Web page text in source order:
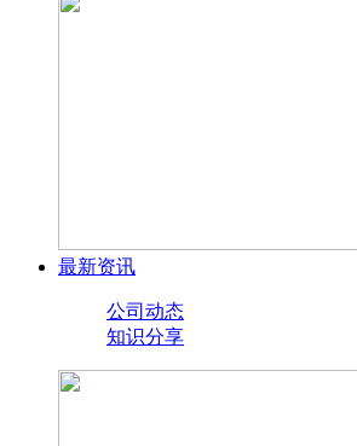
最新资讯
公司动态
知识分享